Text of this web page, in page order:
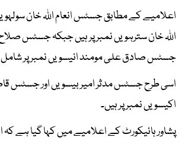
اعلامیے کے مطابق جسٹس انعام اللہ خان
اللہ خان سترہویں نمبر پر ہیں جبکہ جسٹس صلاح
جسٹس صادق علی مومند انیسویں نمبر پر
اسی طرح جسٹس مدثر امیر بیسویں اور جسٹس
اکیسویں نمبر پر ہیں۔
پشاور ہائیکورٹ کے اعلامیے میں کہا گیا ہے